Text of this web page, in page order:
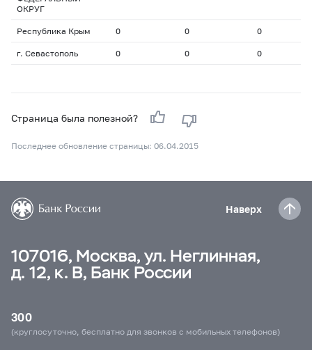
ОКРУГ
Республика Крым 0 0 0
г. Севастополь 0 0 0
Страница была полезной?
Последнее обновление страницы: 06.04.2015
Наверх
107016, Москва, ул. Неглинная,
д. 12, к. В, Банк России
300
(круглосуточно, бесплатно для звонков с мобильных телефонов)